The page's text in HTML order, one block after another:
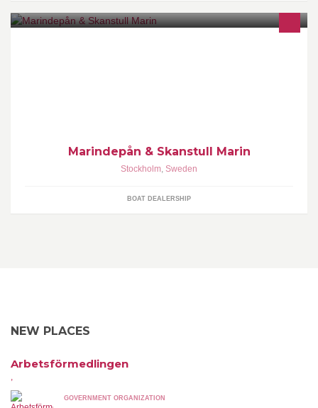
Marindepån & Skanstull Marin
Stockholm, Sweden
BOAT DEALERSHIP
NEW PLACES
Arbetsförmedlingen
,
GOVERNMENT ORGANIZATION